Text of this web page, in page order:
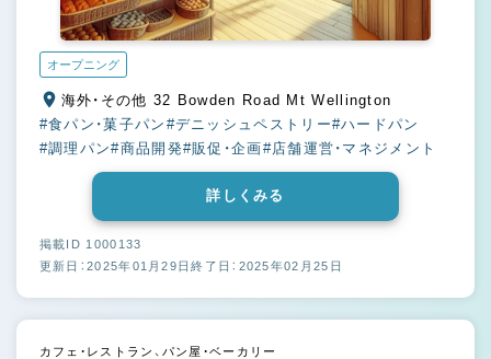
オープニング
海外・その他 32 Bowden Road Mt Wellington
#食パン・菓子パン #デニッシュペストリー#ハードパン
#調理パン#商品開発#販促・企画#店舗運営・マネジメント
詳しくみる
掲載ID 1000133
更新日：2025年01月29日終了日：2025年02月25日
カフェ・レストラン、パン屋・ベーカリー